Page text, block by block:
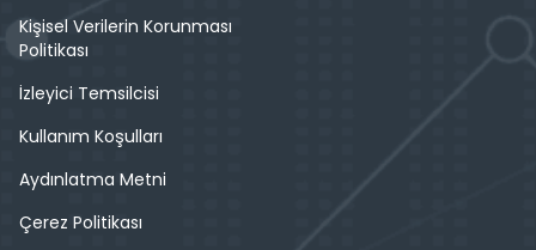
Kişisel Verilerin Korunması
Politikası
İzleyici Temsilcisi
Kullanım Koşulları
Aydınlatma Metni
Çerez Politikası